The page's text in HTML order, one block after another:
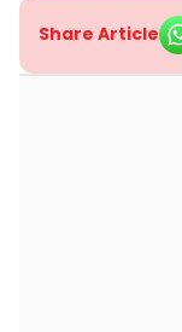
Share Article